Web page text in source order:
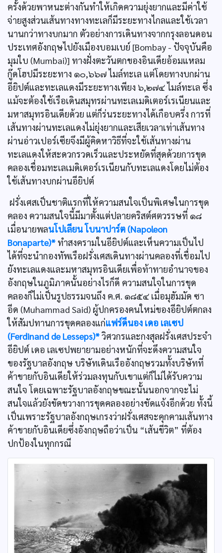
ครั้งด้วยพาหนะต่างกันทำให้เกิดความยุ่งยากและมีค่าใช้
จ่ายสูงส่วนเส้นทางทางทะเลก็มีระยะทางไกลและใช้เวลา
นานกว่าทางบกมาก ตัวอย่างการเดินทางจากกรุงลอนดอน
ประเทศอังกฤษไปยังเมืองบอมเบย์ [Bombay - ปัจจุบันคือ
มุมใบ (Mumbai)] ทางฝั่งตะวันตกของอินเดียอ้อมแหลม
กู๊ดโฮปมีระยะทาง ๑๐,๖๖๗ ไมล์ทะเล แต่โดยทางบกผ่าน
อียิปต์และทะเลแดงมีระยะทางเพียง ๖,๒๗๔ ไมล์ทะเล ซึ่ง
แม้จะต้องใช้เรือเดินสมุทรผ่านทะเลเมดิเตอร์เรเนียนและ
มหาสมุทรอินเดียด้วย แต่ก็ร่นระยะทางได้เกือบครึ่ง การที่
เส้นทางผ่านทะเลแดงไม่ยุ่งยากและเสียเวลาเท่าเส้นทาง
ผ่านอ่าวเปอร์เซียจึงมีผู้คิดหาวิธีที่จะใช้เส้นทางผ่าน
ทะเลแดงให้สะดวกรวดเร็วและประหยัดที่สุดด้วยการขุด
คลองเชื่อมทะเลเมดิเตอร์เรเนียนกับทะเลแดงโดยไม่ต้อง
ใช้เส้นทางบกผ่านอียิปต์
ฝรั่งเศสเป็นชาติแรกที่ให้ความสนใจเป็นพิเศษในการขุด
คลอง ความสนใจนี้มีมาตั้งแต่ปลายคริสต์ศตวรรษที่ ๑๘
เมื่อนายพลนโปเลียน โบนาปาร์ต (Napoleon
Bonaparte)* ทำสงครามในอียิปต์และเห็นความเป็นไป
ได้ที่จะนำกองทัพเรือฝรั่งเศสเดินทางผ่านคลองที่เชื่อมไป
ยังทะเลแดงและมหาสมุทรอินเดียเพื่อท้าทายอำนาจของ
อังกฤษในภูมิภาคนั้นอย่างไรก็ดี ความสนใจในการขุด
คลองก็ไม่เป็นรูปธรรมจนถึง ค.ศ. ๑๘๕๔ เมื่อมุฮัมมัด ซา
อีด (Muhammad Said) ผู้ปกครองคนใหม่ของอียิปต์ตกลง
ให้สัมปทานการขุดคลองแก่แฟร์ดีนอง เดอ เลเซป
(Ferdinand de Lesseps)*วิศวกรและกงสุลฝรั่งเศสประจำ
อียิปต์ เดอ เลเซปพยายามอย่างหนักที่จะดึงความสนใจ
ของรัฐบาลอังกฤษ บริษัทเดินเรืออังกฤษรวมทั้งบริษัทที่
ค้าขายกับอินเดียให้ร่วมลงทุนกับเขาแต่ก็ไม่ได้รับความ
สนใจ โดยเฉพาะรัฐบาลอังกฤษขณะนั้นนอกจากจะไม่
สนใจแล้วยังขัดขวางการขุดคลองอย่างชัดแจ้งอีกด้วย ทั้งนี้
เป็นเพราะรัฐบาลอังกฤษเกรงว่าฝรั่งเศสจะคุกคามเส้นทาง
ค้าขายกับอินเดียซึ่งอังกฤษถือว่าเป็น “เส้นขีวิต” ที่ต้อง
ปกป้องในทุกกรณี